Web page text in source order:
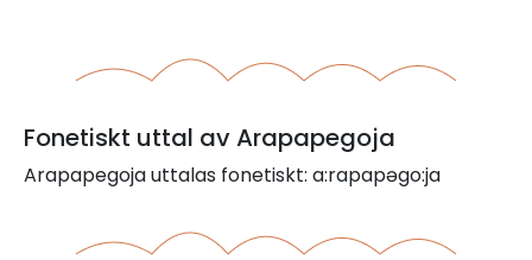
Fonetiskt uttal av Arapapegoja
Arapapegoja uttalas fonetiskt: a:rapapəgo:ja